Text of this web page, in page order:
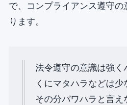
で、コンプライアンス遵守の
ります。
法令遵守の意識は強く
くにマタハラなどは少
その分パワハラと⾔え